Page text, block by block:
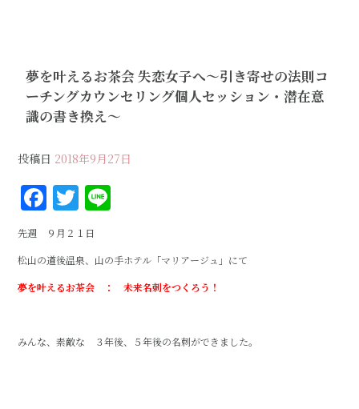
夢を叶えるお茶会 失恋女子へ〜引き寄せの法則コ
ーチングカウンセリング個人セッション・潜在意
識の書き換え〜
投稿日 2018年9月27日
F
a
c
e
b
o
T
w
it
te
r
e
先週 ９月２１日
松山の道後温泉、山の手ホテル「マリアージュ」にて
夢を叶えるお茶会 ： 未来名刺をつくろう！
みんな、素敵な ３年後、５年後の名刺ができました。